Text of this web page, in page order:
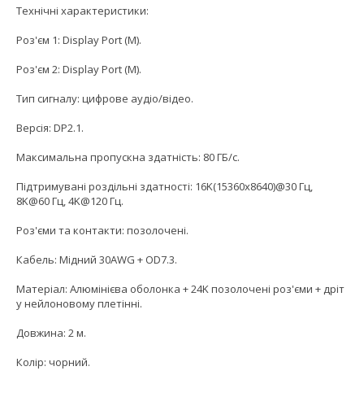
Технічні характеристики:
Роз'єм 1: Display Port (M).
Роз'єм 2: Display Port (M).
Тип сигналу: цифрове аудіо/відео.
Версія: DP2.1.
Максимальна пропускна здатність: 80 ГБ/с.
Підтримувані роздільні здатності: 16K(15360x8640)@30 Гц,
8K@60 Гц, 4K@120 Гц.
Роз'єми та контакти: позолочені.
Кабель: Мідний 30AWG + OD7.3.
Матеріал: Алюмінієва оболонка + 24K позолочені роз'єми + дріт
у нейлоновому плетінні.
Довжина: 2 м.
Колір: чорний.